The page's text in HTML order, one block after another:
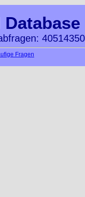
Database
Fragen